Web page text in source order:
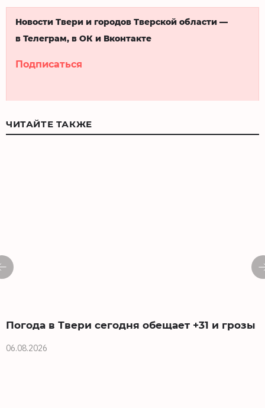
Новости Твери и городов Тверской области —
в Телеграм, в ОК и Вконтакте
Подписаться
ЧИТАЙТЕ ТАКЖЕ
Погода в Твери сегодня обещает +31 и грозы
06.08.2026